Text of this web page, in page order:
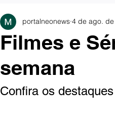
Filmes e
semana
portalneonews 4 de ago. de
Confira os